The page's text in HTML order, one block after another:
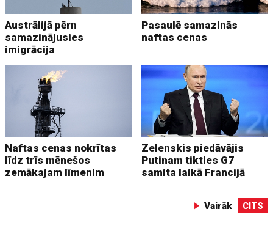
Austrālijā pērn
samazinājusies
imigrācija
Pasaulē samazinās
naftas cenas
Naftas cenas nokrītas
līdz trīs mēnešos
zemākajam līmenim
Zelenskis piedāvājis
Putinam tikties G7
samita laikā Francijā
Vairāk CITS